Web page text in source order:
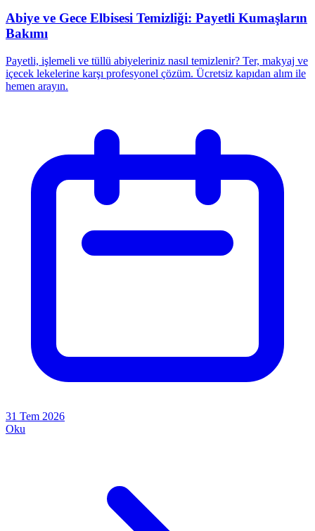
Abiye ve Gece Elbisesi Temizliği: Payetli Kumaşların
Bakımı
Payetli, işlemeli ve tüllü abiyeleriniz nasıl temizlenir? Ter, makyaj ve
içecek lekelerine karşı profesyonel çözüm. Ücretsiz kapıdan alım ile
hemen arayın.
31 Tem 2026
Oku